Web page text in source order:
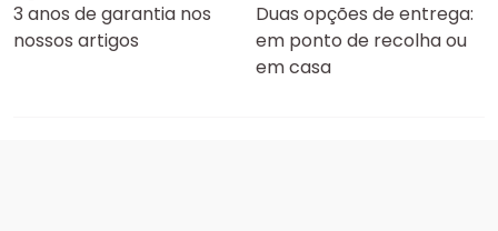
3 anos de garantia nos
nossos artigos
Duas opções de entrega:
em ponto de recolha ou
em casa